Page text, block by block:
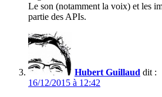
Le son (notamment la voix) et les
partie des APIs.
Hubert Guillaud dit :
16/12/2015 à 12:42